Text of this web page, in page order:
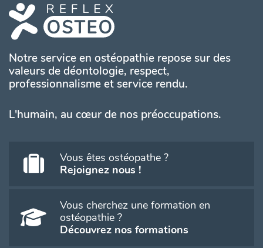
Notre service en ostéopathie repose sur des
valeurs de déontologie, respect,
professionnalisme et service rendu.
L'humain, au cœur de nos préoccupations.
Vous êtes ostéopathe ?
Rejoignez nous !
Vous cherchez une formation en
ostéopathie ?
Découvrez nos formations